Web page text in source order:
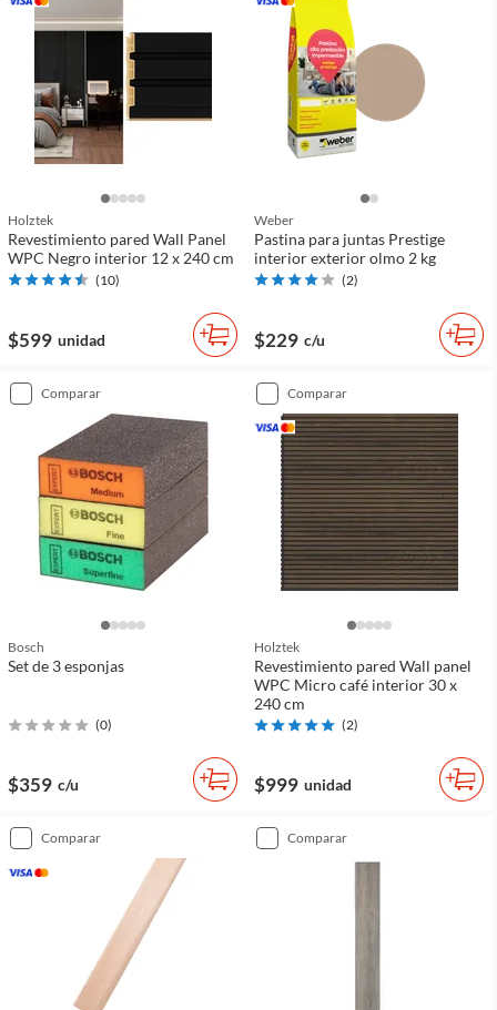
Holztek
Revestimiento pared Wall Panel
WPC Negro interior 12 x 240 cm
(10)
$599 unidad
Weber
Pastina para juntas Prestige
interior exterior olmo 2 kg
(2)
$229 c/u
comparar
Bosch
Set de 3 esponjas
(0)
$359 c/u
comparar
Holztek
Revestimiento pared Wall panel
WPC Micro café interior 30 x
240 cm
(2)
$999 unidad
comparar comparar